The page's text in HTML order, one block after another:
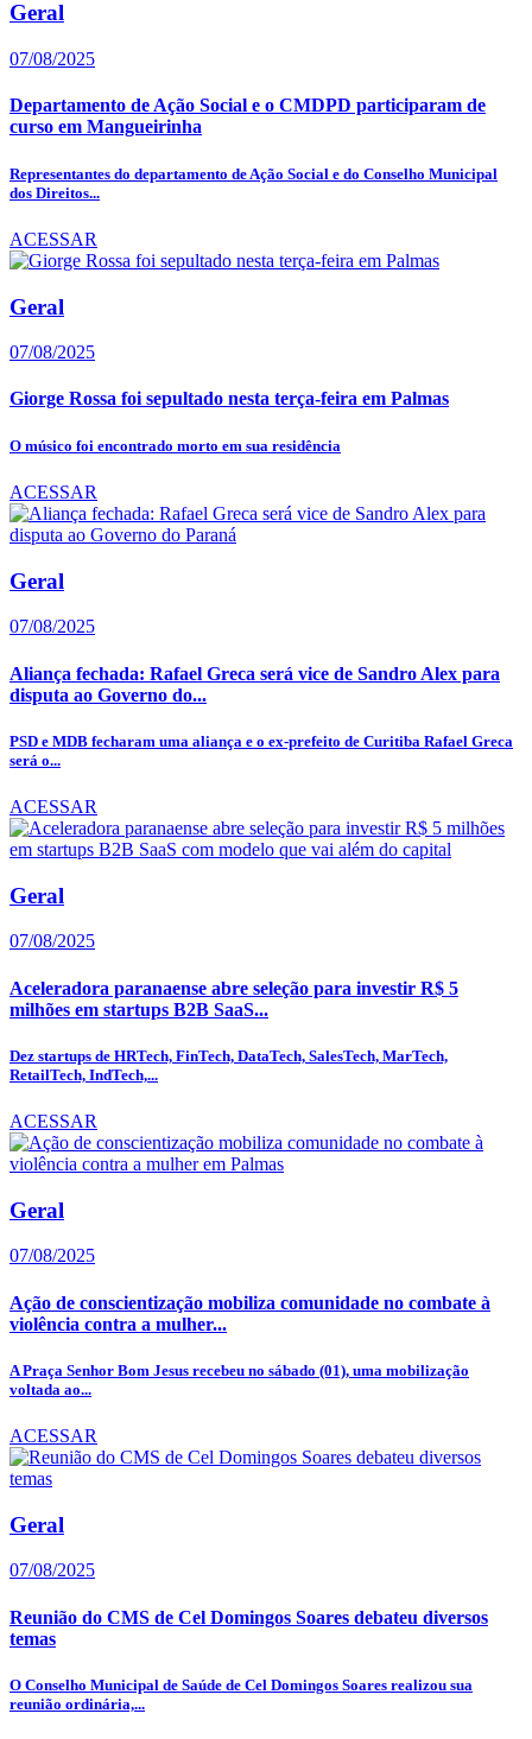
Geral
07/08/2025
Departamento de Ação Social e o CMDPD participaram de
curso em Mangueirinha
Representantes do departamento de Ação Social e do Conselho Municipal
dos Direitos...
ACESSAR
Geral
07/08/2025
Giorge Rossa foi sepultado nesta terça-feira em Palmas
O músico foi encontrado morto em sua residência
ACESSAR
Geral
07/08/2025
Aliança fechada: Rafael Greca será vice de Sandro Alex para
disputa ao Governo do...
PSD e MDB fecharam uma aliança e o ex-prefeito de Curitiba Rafael Greca
será o...
ACESSAR
Geral
07/08/2025
Aceleradora paranaense abre seleção para investir R$ 5
milhões em startups B2B SaaS...
Dez startups de HRTech, FinTech, DataTech, SalesTech, MarTech,
RetailTech, IndTech,...
ACESSAR
Geral
07/08/2025
Ação de conscientização mobiliza comunidade no combate à
violência contra a mulher...
A Praça Senhor Bom Jesus recebeu no sábado (01), uma mobilização
voltada ao...
ACESSAR
Geral
07/08/2025
Reunião do CMS de Cel Domingos Soares debateu diversos
temas
O Conselho Municipal de Saúde de Cel Domingos Soares realizou sua
reunião ordinária,...